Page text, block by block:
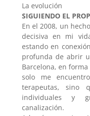
La evolución
SIGUIENDO EL
En el 2008, un
decisiva en mi
estando en
profunda de abrir
Barcelona, en
solo me
terapeutas, sino
individuales y
canalización.